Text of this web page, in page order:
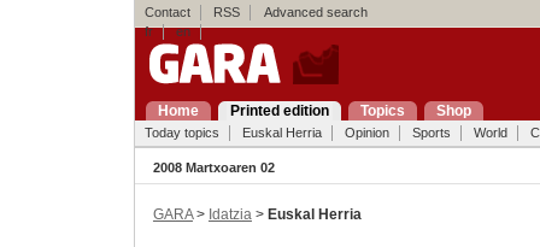
Contact RSS
Advanced search
fr
en
Home Printed edition Topics Shop
Today topics Euskal Herria Opinion Sports World
2008 Martxoaren 02
GARA> Idatzia > Euskal Herria